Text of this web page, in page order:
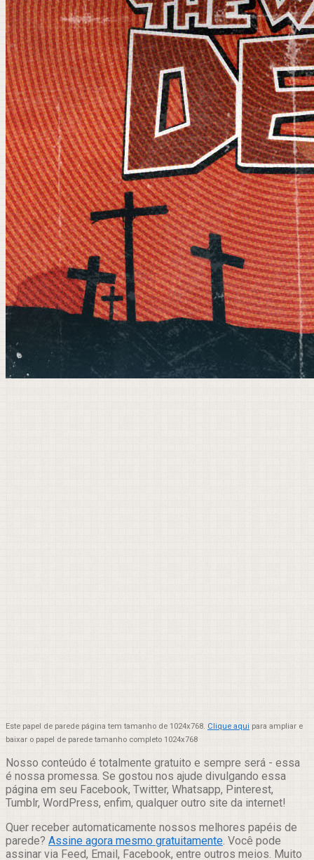
Este papel de parede página tem tamanho de 1024x768. Clique aqui para ampliar e
baixar o papel de parede tamanho completo 1024x768
Nosso conteúdo é totalmente gratuito e sempre será - essa
é nossa promessa. Se gostou nos ajude divulgando essa
página em seu Facebook, Twitter, Whatsapp, Pinterest,
Tumblr, WordPress, enfim, qualquer outro site da internet!
Quer receber automaticamente nossos melhores papéis de
parede? Assine agora mesmo gratuitamente. Você pode
assinar via Feed, Email, Facebook, entre outros meios. Muito